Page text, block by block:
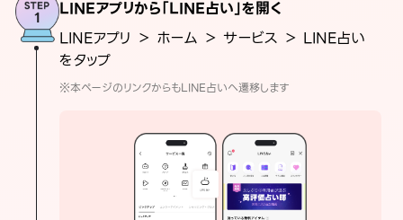
LINEアプリから「LINE占い」を開く
LINEアプリ ＞ ホーム ＞ サービス ＞ LINE占い
をタップ
※本ページのリンクからもLINE占いへ遷移します